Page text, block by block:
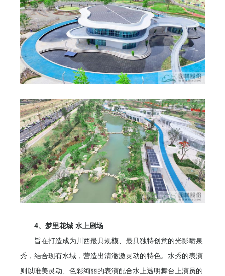
4、梦里花城 水上剧场
旨在打造成为川西最具规模、最具独特创意的光影喷泉
秀，结合现有水域，营造出清澈激灵动的特色。水秀的表演
则以唯美灵动、色彩绚丽的表演配合水上透明舞台上演员的